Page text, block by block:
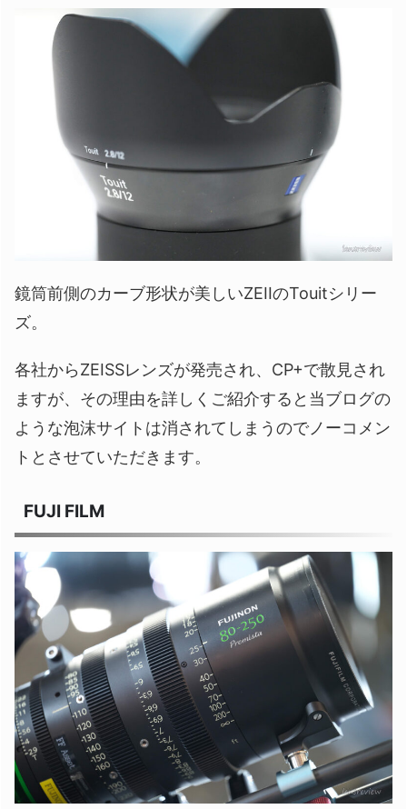
鏡筒前側のカーブ形状が美しいZEIIのTouitシリー
ズ。
各社からZEISSレンズが発売され、CP+で散見され
ますが、その理由を詳しくご紹介すると当ブログの
ような泡沫サイトは消されてしまうのでノーコメン
トとさせていただきます。
FUJI FILM